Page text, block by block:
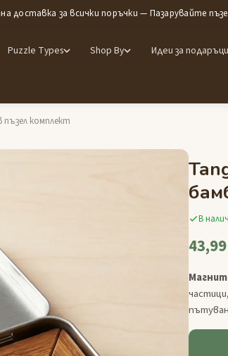
доставка за всички поръчки — Пазарувайте
Puzzle Types Shop By Идеи за
комплект
В